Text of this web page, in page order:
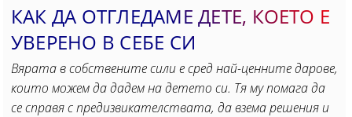
КАК ДА ОТГЛЕДАМЕ ДЕТЕ, КОЕТО Е
УВЕРЕНО В СЕБЕ СИ
Вярата в собствените сили е сред най-ценните дарове,
които можем да дадем на детето си. Тя му помага да
се справя с предизвикателствата, да взема решения и